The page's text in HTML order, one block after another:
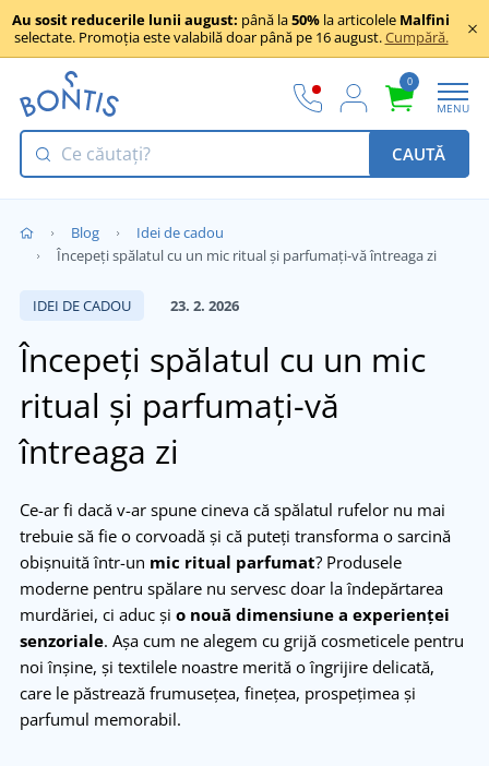
Au sosit reducerile lunii august: până la50% la articolele Malfini
selectate. Promoția este valabilă doar până pe 16 august.Cumpără.
0
MENU
CAUTĂ
Blog
Idei de cadou
Începeți spălatul cu un mic ritual și parfumați-vă întreaga zi
IDEI DE CADOU 23. 2. 2026
Începeți spălatul cu un mic
ritual și parfumați-vă
întreaga zi
Ce-ar fi dacă v-ar spune cineva că spălatul rufelor nu mai
trebuie să fie o corvoadă și că puteți transforma o sarcină
obișnuită într-un mic ritual parfumat? Produsele
moderne pentru spălare nu servesc doar la îndepărtarea
murdăriei, ci aduc și o nouă dimensiune a experienței
senzoriale. Așa cum ne alegem cu grijă cosmeticele pentru
noi înșine, și textilele noastre merită o îngrijire delicată,
care le păstrează frumusețea, finețea, prospețimea și
parfumul memorabil.